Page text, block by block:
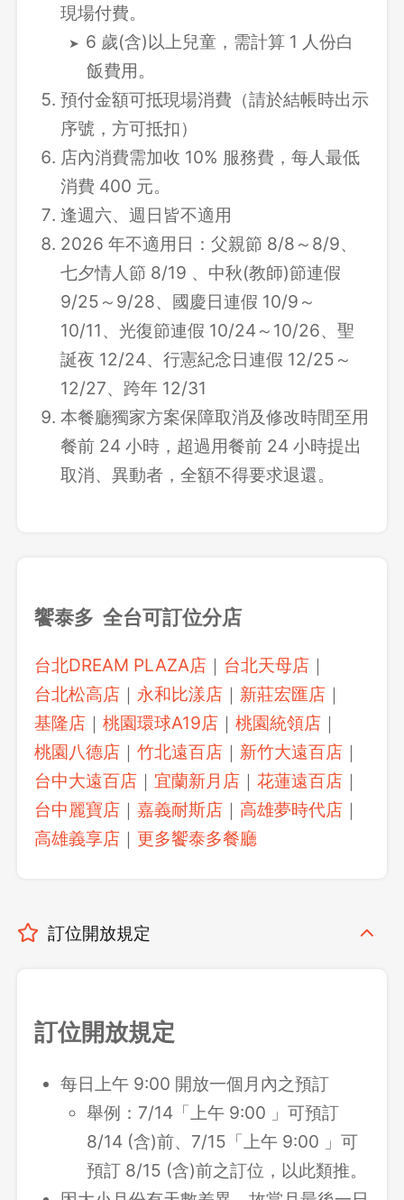
現場付費。
6 歲(含)以上兒童，需計算 1 人份白
飯費用。
預付金額可抵現場消費（請於結帳時出示
序號，方可抵扣）
店內消費需加收 10% 服務費，每人最低
消費 400 元。
逢週六、週日皆不適用
2026 年不適用日：父親節 8/8～8/9、
七夕情人節 8/19 、中秋(教師)節連假
9/25～9/28、國慶日連假 10/9～
10/11、光復節連假 10/24～10/26、聖
誕夜 12/24、行憲紀念日連假 12/25～
12/27、跨年 12/31
本餐廳獨家方案保障取消及修改時間至用
餐前 24 小時，超過用餐前 24 小時提出
取消、異動者，全額不得要求退還。
饗泰多 全台可訂位分店
台北DREAM PLAZA店 ｜ 台北天母店 ｜
台北松高店 ｜ 永和比漾店 ｜ 新莊宏匯店 ｜
基隆店 ｜桃園環球A19店 ｜桃園統領店 ｜
桃園八德店 ｜竹北遠百店 ｜ 新竹大遠百店 ｜
台中大遠百店 ｜ 宜蘭新月店 ｜花蓮遠百店 ｜
台中麗寶店 ｜嘉義耐斯店 ｜高雄夢時代店 ｜
高雄義享店 ｜ 更多饗泰多餐廳
訂位開放規定
訂位開放規定
每日上午 9:00 開放一個月內之預訂
舉例：7/14「上午 9:00 」可預訂
8/14 (含)前、7/15「上午 9:00 」可
預訂 8/15 (含)前之訂位，以此類推。